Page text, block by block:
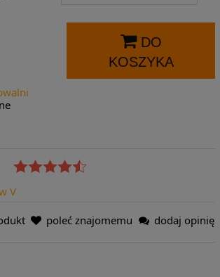
DO
KOSZYKA
V
poleć znajomemu dodaj opinię